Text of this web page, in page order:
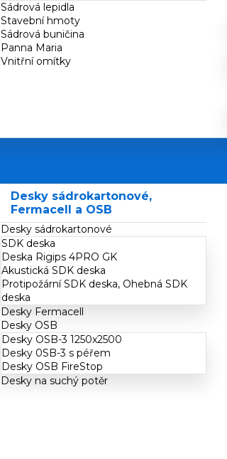
Sádrová lepidla
Stavební hmoty
Sádrová buničina
Panna Maria
Vnitřní omítky
Desky sádrokartonové,
Fermacell a OSB
Desky sádrokartonové
SDK deska
Deska Rigips 4PRO GK
Akustická SDK deska
Protipožární SDK deska, Ohebná SDK
deska
Desky Fermacell
Desky OSB
Desky OSB-3 1250x2500
Desky 0SB-3 s péřem
Desky OSB FireStop
Desky na suchý potěr